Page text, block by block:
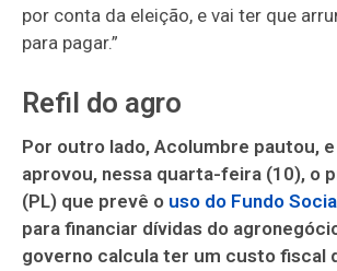
por conta da eleição, e vai ter que
para pagar.”
Refil do agro
Por outro lado, Acolumbre pautou, e
aprovou, nessa quarta-feira (10), o
(PL) que prevê o uso do Fundo
para financiar dívidas do
governo calcula ter um custo fiscal